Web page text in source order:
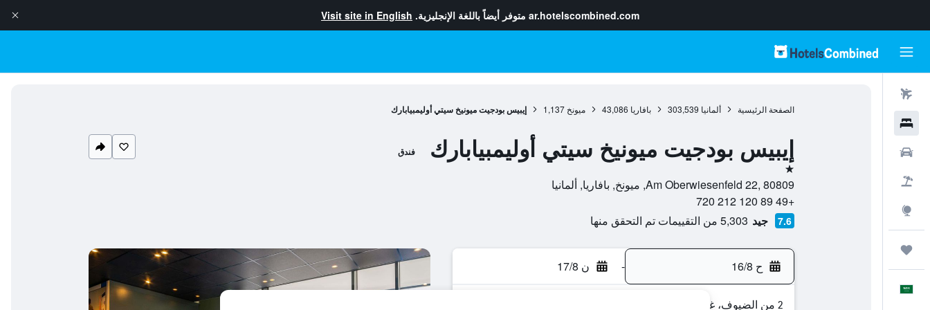
ar.hotelscombined.com متوفر أيضاً باللغة الإنجليزية. Visit site in English
الصفحة الرئيسية ألمانيا 303,539 بافاريا 43,086 ميونخ 1,137 إيبيس بودجيت ميونيخ سيتي أوليمبيابارك
إيبيس بودجيت ميونيخ سيتي أوليمبيابارك فندق
نجمة واحدة
Am Oberwiesenfeld 22, 80809, ميونخ, بافاريا, ألمانيا
+49 89 120 212 720
7.6 جيد 5,303 من التقييمات تم التحقق منها
ح 16/8 - ن 17/8
2 من الضيوف، غرفة واحدة